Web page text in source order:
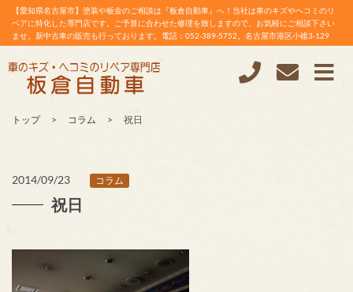
【愛知県名古屋市】塗装や板金のご相談は『板倉自動車』へ！当社は車のキズやヘコミのリ
ペアに特化した専門店です。ご予算に合わせた修理を致しますので、お気軽にご相談下さい
ませ。新中古車の販売も行っております。電話：052-389-5752。名古屋市港区小碓3-129
トップ コラム 祝日
2014/09/23 コラム
祝日